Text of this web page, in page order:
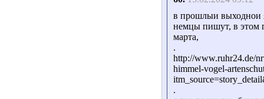
в прошлыи выходнои
немцы пишут, в этом
марта,
.
http://www.ruhr24.de/
himmel-vogel-
.